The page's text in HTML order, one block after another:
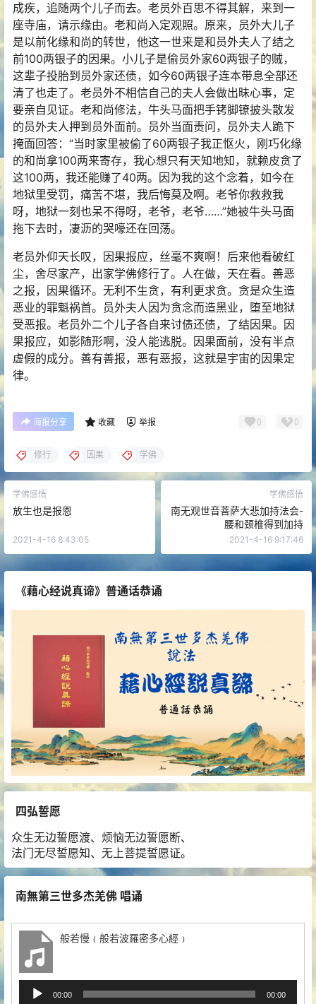
成疾，追随两个儿子而去。老员外百思不得其解，来到一
座寺庙，请示缘由。老和尚入定观照。原来，员外大儿子
是以前化缘和尚的转世，他这一世来是和员外夫人了结之
前100两银子的因果。小儿子是偷员外家60两银子的贼，
这辈子投胎到员外家还债，如今60两银子连本带息全部还
清了也走了。老员外不相信自己的夫人会做出昧心事，定
要亲自见证。老和尚修法，牛头马面把手铐脚镣披头散发
的员外夫人押到员外面前。员外当面责问，员外夫人跪下
掩面回答：“当时家里被偷了60两银子我正怄火，刚巧化缘
的和尚拿100两来寄存，我心想只有天知地知，就赖皮贪了
这100两，我还能赚了40两。因为我的这个念着，如今在
地狱里受罚，痛苦不堪，我后悔莫及啊。老爷你救救我
呀，地狱一刻也呆不得呀，老爷，老爷……”她被牛头马面
拖下去时，凄沥的哭嚎还在回荡。
老员外仰天长叹，因果报应，丝毫不爽啊！后来他看破红
尘，舍尽家产，出家学佛修行了。人在做，天在看。善恶
之报，因果循环。无利不生贪，有利更求贪。贪是众生造
恶业的罪魁祸首。员外夫人因为贪念而造黑业，堕至地狱
受恶报。老员外二个儿子各自来讨债还债，了结因果。因
果报应，如影随形啊，没人能逃脱。因果面前，没有半点
虚假的成分。善有善报，恶有恶报，这就是宇宙的因果定
律。
海报分享 收藏 举报 0 0
修行 因果 学佛
学佛感悟
放生也是报恩
2021-4-16 8:43:05
学佛感悟
南无观世音菩萨大悲加持法会-
腰和颈椎得到加持
2021-4-16 9:17:46
《藉心经说真谛》普通话恭诵
四弘誓愿
众生无边誓愿渡、烦恼无边誓愿断、
法门无尽誓愿知、无上菩提誓愿证。
南無第三世多杰羌佛 唱诵
般若慢﹙般若波羅密多心經﹚
00:00 00:00